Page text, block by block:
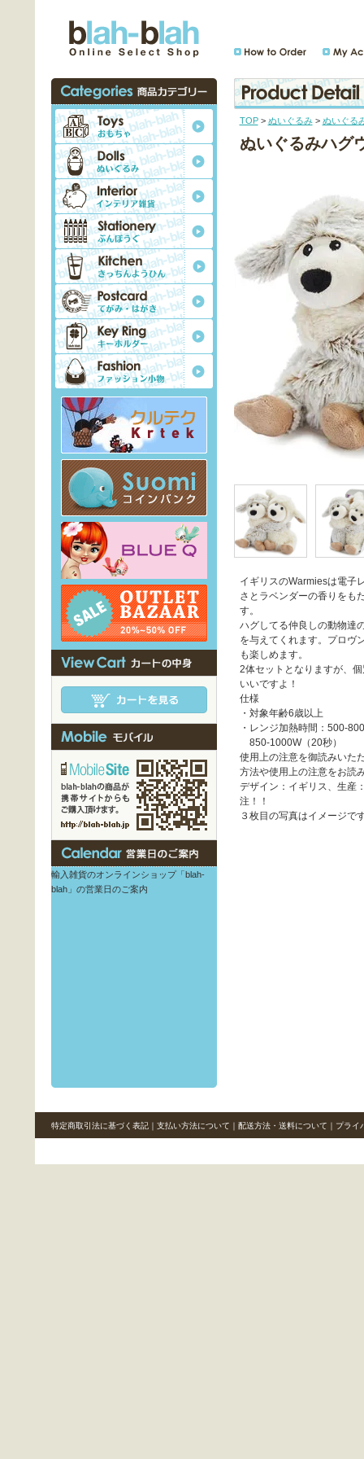
TOP> ぬいぐるみ> ぬいぐる
ぬいぐるみハグ
イギリスのWarmiesは電子
さとラベンダーの香りをも
す。
ハグしてる仲良しの動物達
を与えてくれます。プロヴ
も楽しめます。
2体セットとなりますが、
いいですよ！
仕様
・対象年齢6歳以上
・レンジ加熱時間：500-
850-1000W（20秒）
使用上の注意を御読みいた
方法や使用上の注意をお読
デザイン：イギリス、生産
注！！
３枚目の写真はイメージで
輸入雑貨のオンラインショップ「blah-
blah」の営業日のご案内
特定商取引法に基づく表記｜ 支払い方法について ｜ 配送方法・送料について ｜ プライ